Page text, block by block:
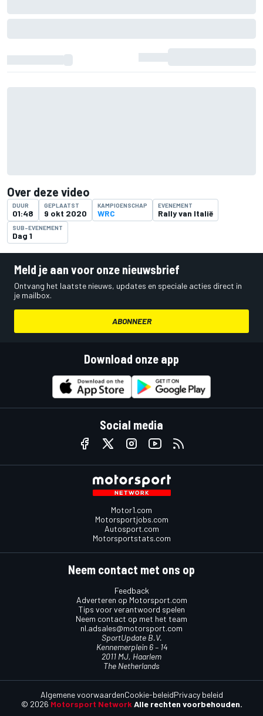
Over deze video
DUUR
01:48
GEPLAATST
9 okt 2020
KAMPIOENSCHAP
WRC
EVENEMENT
Rally van Italië
SUB-EVENEMENT
Dag 1
Meld je aan voor onze nieuwsbrief
Ontvang het laatste nieuws, updates en speciale acties direct in
je mailbox.
ABONNEER
Download onze app
Social media
Motor1.com
Motorsportjobs.com
Autosport.com
Motorsportstats.com
Neem contact met ons op
Feedback
Adverteren op Motorsport.com
Tips voor verantwoord spelen
Neem contact op met het team
nl.adsales@motorsport.com
SportUpdate B.V.
Kennemerplein 6 – 14
2011 MJ, Haarlem
The Netherlands
© 2026 Motorsport Network Alle rechten voorbehouden.
Algemene voorwaardenCookie-beleidPrivacy beleid